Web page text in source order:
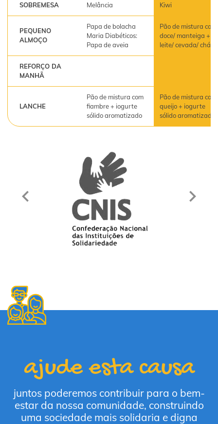
SOBREMESA Melância Kiwi
PEQUENO
ALMOÇO
Papa de bolacha
Maria Diabéticos:
Papa de aveia
Pão de mistura com
doce/ manteiga +
leite/ cevada/ chá
REFORÇO DA
MANHÃ
LANCHE
Pão de mistura com
fiambre + iogurte
sólido aromatizado
Pão de mistura com
queijo + iogurte
sólido aromatizado
ajude esta causa
juntos poderemos contribuir para o bem-
estar da nossa comunidade, construindo
uma sociedade mais solidaria e digna